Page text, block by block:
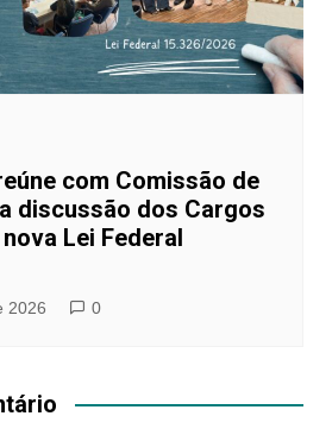
com Comissão de
discussão dos Cargos
Lei Federal
2026 0